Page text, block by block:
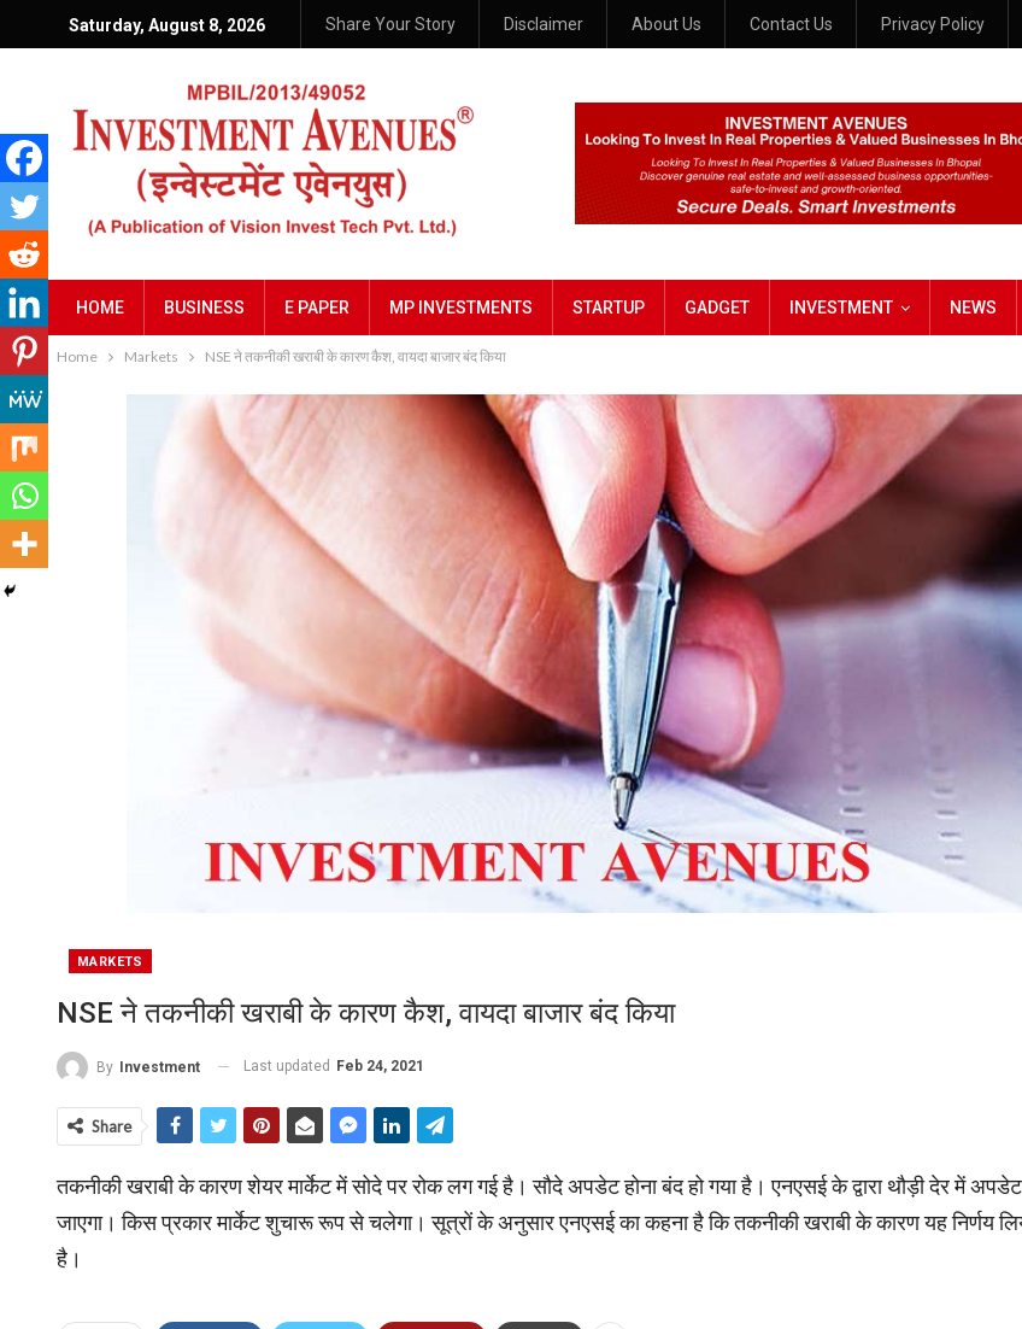
Saturday, August 8, 2026 Share Your Story Disclaimer About Us Contact Us Privacy Policy
HOME BUSINESS E PAPER MP INVESTMENTS STARTUP GADGET INVESTMENT NEWS
Home Markets NSE ने तकनीकी खराबी के कारण कैश, वायदा बाजार बंद किया
MARKETS
NSE ने तकनीकी खराबी के कारण कैश, वायदा बाजार बंद किया
By Investment Last updated Feb 24, 2021
Share
तकनीकी खराबी के कारण शेयर मार्केट में सोदे पर रोक लग गई है। सौदे अपडेट होना बंद हो गया है। एनएसई के द्वारा थौड़ी देर में अपडेट
जाएगा। किस प्रकार मार्केट शुचारू रूप से चलेगा। सूत्रों के अनुसार एनएसई का कहना है कि तकनीकी खराबी के कारण यह निर्णय
है।